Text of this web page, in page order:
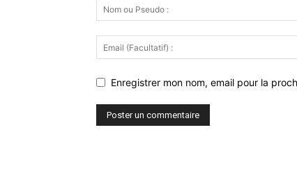
Enregistrer mon nom, email pour la